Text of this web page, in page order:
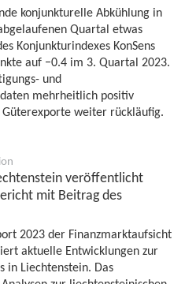
konjunkturelle Abkühlung in
Quartal etwas
Konjunkturindexes KonSens
auf −0.4 im 3. Quartal 2023.
und
mehrheitlich positiv
weiter rückläufig.
veröffentlicht
mit Beitrag des
2023 der Finanzmarktaufsicht
aktuelle Entwicklungen zur
in Liechtenstein. Das